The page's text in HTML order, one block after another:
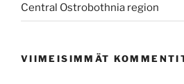
Central Ostrobothnia region
VIIMEISIMMÄT